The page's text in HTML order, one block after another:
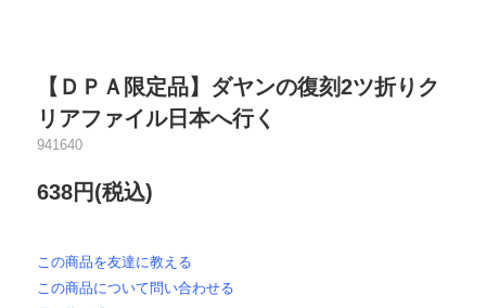
【ＤＰＡ限定品】ダヤンの復刻2ツ折りク
リアファイル日本へ行く
941640
638円(税込)
この商品を友達に教える
この商品について問い合わせる